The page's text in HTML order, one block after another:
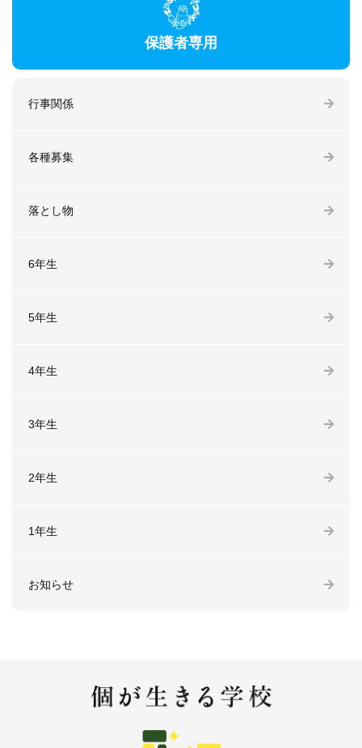
保護者専用
行事関係
各種募集
落とし物
6年生
5年生
4年生
3年生
2年生
1年生
お知らせ